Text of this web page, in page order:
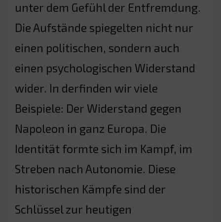
unter dem Gefühl der Entfremdung.
Die Aufstände spiegelten nicht nur
einen politischen, sondern auch
einen psychologischen Widerstand
wider. In derfinden wir viele
Beispiele: Der Widerstand gegen
Napoleon in ganz Europa. Die
Identität formte sich im Kampf, im
Streben nach Autonomie. Diese
historischen Kämpfe sind der
Schlüssel zur heutigen